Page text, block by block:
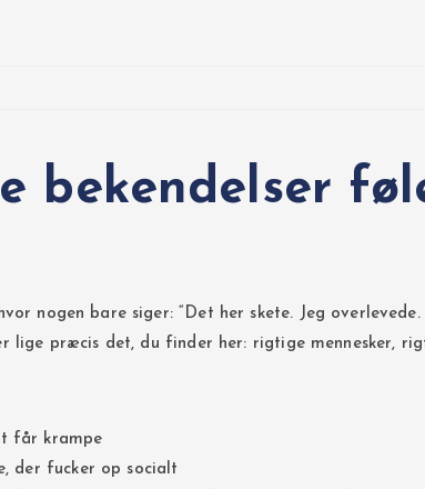
bekendelser
nogen bare siger: “Det her skete. Jeg
lige præcis det, du finder her: rigtige mennesker,
får krampe
der fucker op socialt